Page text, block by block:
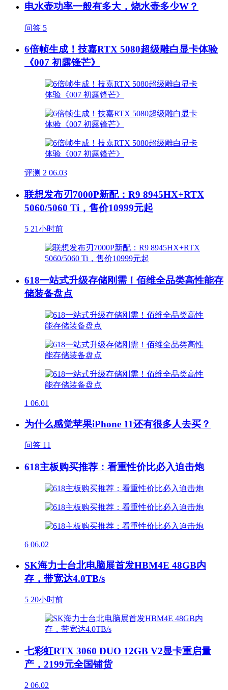
电水壶功率一般有多大，烧水壶多少W？
问答 5
6倍帧生成！技嘉RTX 5080超级雕白显卡体验
《007 初露锋芒》
评测 2 06.03
联想发布刃7000P新配：R9 8945HX+RTX
5060/5060 Ti，售价10999元起
5 21小时前
618一站式升级存储刚需！佰维全品类高性能存
储装备盘点
1 06.01
为什么感觉苹果iPhone 11还有很多人去买？
问答 11
618主板购买推荐：看重性价比必入迫击炮
6 06.02
SK海力士台北电脑展首发HBM4E 48GB内
存，带宽达4.0TB/s
5 20小时前
七彩虹RTX 3060 DUO 12GB V2显卡重启量
产，2199元全国铺货
2 06.02